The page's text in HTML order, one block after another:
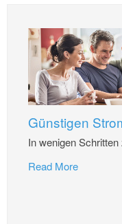
Günstigen
In wenigen
Read More